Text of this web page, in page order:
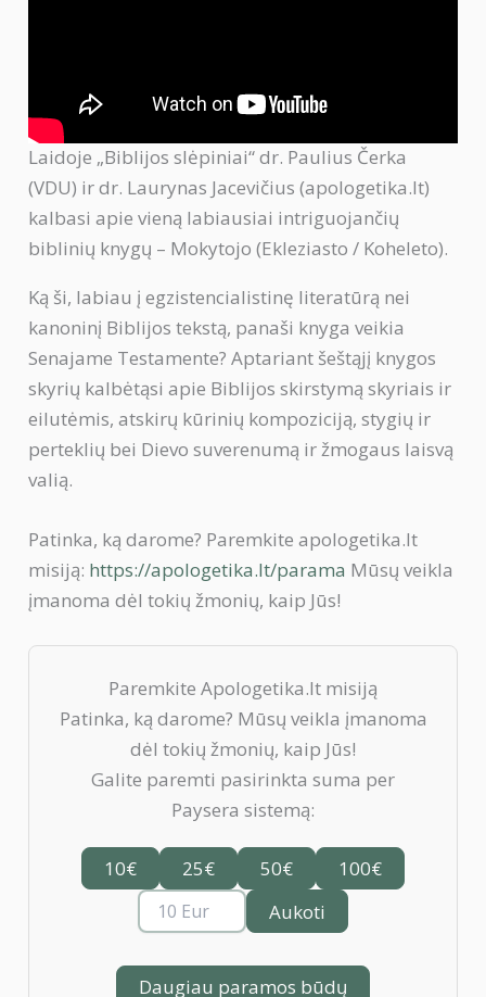
Laidoje „Biblijos slėpiniai“ dr. Paulius Čerka
(VDU) ir dr. Laurynas Jacevičius (apologetika.lt)
kalbasi apie vieną labiausiai intriguojančių
biblinių knygų – Mokytojo (Ekleziasto / Koheleto).
Ką ši, labiau į egzistencialistinę literatūrą nei
kanoninį Biblijos tekstą, panaši knyga veikia
Senajame Testamente? Aptariant šeštąjį knygos
skyrių kalbėtąsi apie Biblijos skirstymą skyriais ir
eilutėmis, atskirų kūrinių kompoziciją, stygių ir
perteklių bei Dievo suverenumą ir žmogaus laisvą
valią.
Patinka, ką darome? Paremkite apologetika.lt
misiją: https://apologetika.lt/parama Mūsų veikla
įmanoma dėl tokių žmonių, kaip Jūs!
Paremkite Apologetika.lt misiją
Patinka, ką darome? Mūsų veikla įmanoma
dėl tokių žmonių, kaip Jūs!
Galite paremti pasirinkta suma per
Paysera sistemą:
10€ 25€ 50€
100€
Aukoti
Daugiau paramos būdų